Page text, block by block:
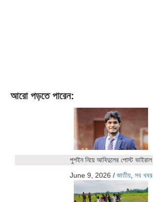
আরো পড়তে পারেন:
পুশইন নিয়ে আবিদুলের পোস্ট ভাইরাল
June 9, 2026 / জাতীয়, সব খবর